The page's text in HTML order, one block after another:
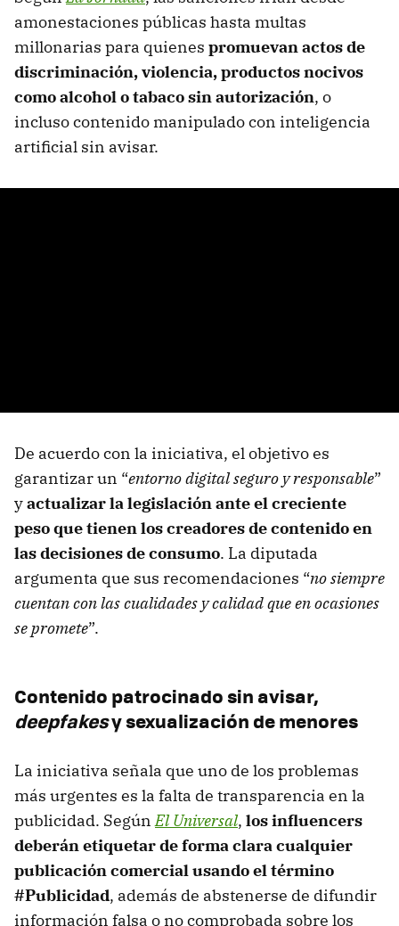
amonestaciones públicas hasta multas
millonarias para quienes promuevan actos de
discriminación, violencia, productos nocivos
como alcohol o tabaco sin autorización, o
incluso contenido manipulado con inteligencia
artificial sin avisar.
De acuerdo con la iniciativa, el objetivo es
garantizar un “entorno digital seguro y responsable”
yactualizar la legislación ante el creciente
peso que tienen los creadores de contenido en
las decisiones de consumo. La diputada
argumenta que sus recomendaciones “no siempre
cuentan con las cualidades y calidad que en ocasiones
se promete”.
Contenido patrocinado sin avisar,
deepfakesy sexualización de menores
La iniciativa señala que uno de los problemas
más urgentes es la falta de transparencia en la
publicidad. Según El Universal, los influencers
deberán etiquetar de forma clara cualquier
publicación comercial usando el término
#Publicidad, además de abstenerse de difundir
información falsa o no comprobada sobre los